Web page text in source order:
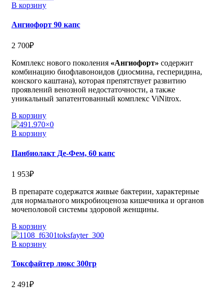
В корзину
Ангиофорт 90 капс
2 700₽
Комплекс нового поколения «Ангиофорт» содержит
комбинацию биофлавоноидов (диосмина, гесперидина,
конского каштана), которая препятствует развитию
проявлений венозной недостаточности, а также
уникальный запатентованный комплекс ViNitrox.
В корзину
В корзину
Панбиолакт Де-Фем, 60 капс
1 953₽
В препарате содержатся живые бактерии, характерные
для нормального микробиоценоза кишечника и органов
мочеполовой системы здоровой женщины.
В корзину
В корзину
Токсфайтер люкс 300гр
2 491₽